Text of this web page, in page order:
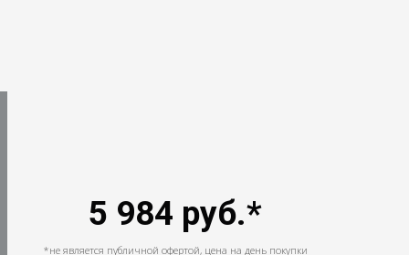
5 984 руб.*
*не является публичной офертой, цена на день покупки